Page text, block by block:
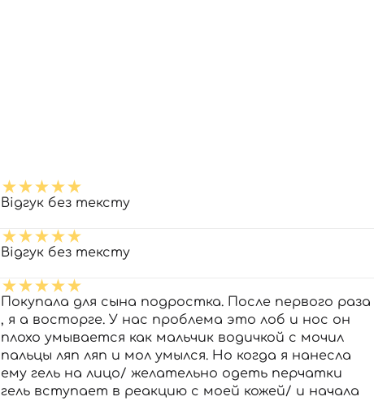
Відгук без тексту
Відгук без тексту
Покупала для сына подростка. После первого раза
, я а восторге. У нас проблема это лоб и нос он
плохо умывается как мальчик водичкой с мочил
пальцы ляп ляп и мол умылся. Но когда я нанесла
ему гель на лицо/ желательно одеть перчатки
гель вступает в реакцию с моей кожей/ и начала